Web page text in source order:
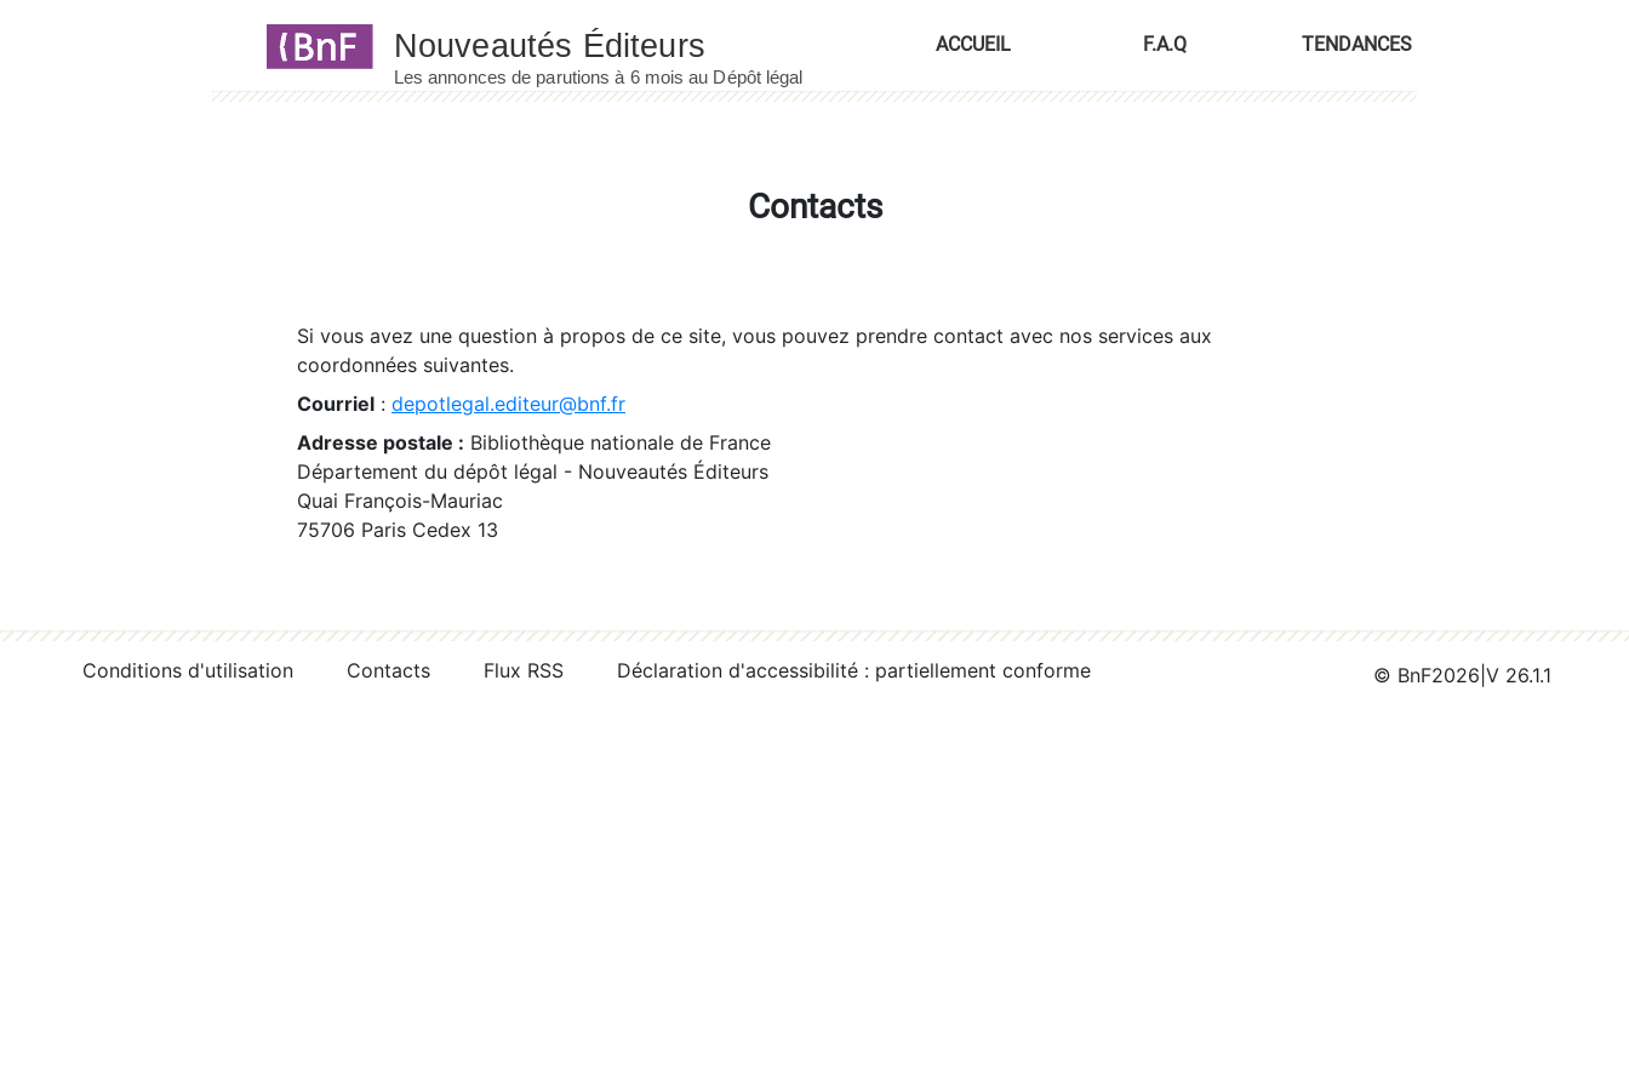
ACCUEIL F.A.Q TENDANCES
Contacts
Si vous avez une question à propos de ce site, vous pouvez prendre contact avec nos services aux
coordonnées suivantes.
Courriel : depotlegal.editeur@bnf.fr
Adresse postale : Bibliothèque nationale de France
Département du dépôt légal - Nouveautés Éditeurs
Quai François-Mauriac
75706 Paris Cedex 13
Conditions d'utilisation Contacts Flux RSS Déclaration d'accessibilité : partiellement conforme © BnF2026 V 26.1.1